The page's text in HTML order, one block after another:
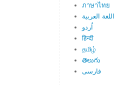
ภาษาไทย
اللغة العربية
اُردو
हिन्दी
தமிழ்
తెలుగు
فارسی